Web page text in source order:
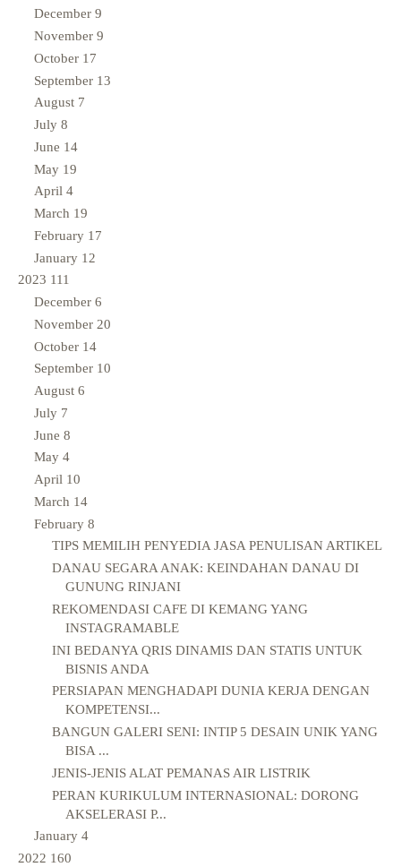
December 9
November 9
October 17
September 13
August 7
July 8
June 14
May 19
April 4
March 19
February 17
January 12
2023 111
December 6
November 20
October 14
September 10
August 6
July 7
June 8
May 4
April 10
March 14
February 8
TIPS MEMILIH PENYEDIA JASA PENULISAN ARTIKEL
DANAU SEGARA ANAK: KEINDAHAN DANAU DI
GUNUNG RINJANI
REKOMENDASI CAFE DI KEMANG YANG
INSTAGRAMABLE
INI BEDANYA QRIS DINAMIS DAN STATIS UNTUK
BISNIS ANDA
PERSIAPAN MENGHADAPI DUNIA KERJA DENGAN
KOMPETENSI...
BANGUN GALERI SENI: INTIP 5 DESAIN UNIK YANG
BISA ...
JENIS-JENIS ALAT PEMANAS AIR LISTRIK
PERAN KURIKULUM INTERNASIONAL: DORONG
AKSELERASI P...
January 4
2022 160